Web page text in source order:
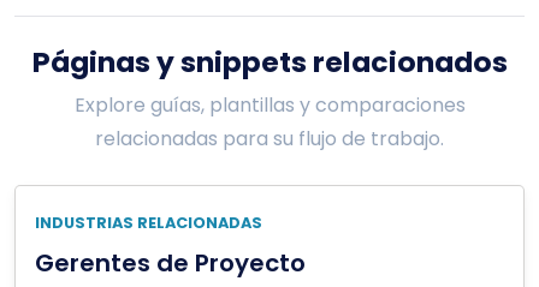
Páginas y snippets relacionados
Explore guías, plantillas y comparaciones
relacionadas para su flujo de trabajo.
INDUSTRIAS RELACIONADAS
Gerentes de Proyecto